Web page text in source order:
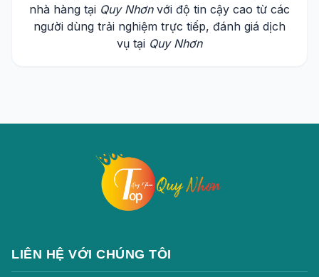
nhà hàng tại Quy Nhơnvới độ tin cậy cao từ các
người dùng trải nghiệm trực tiếp, đánh giá dịch
vụ tại Quy Nhơn
LIÊN HỆ VỚI CHÚNG TÔI